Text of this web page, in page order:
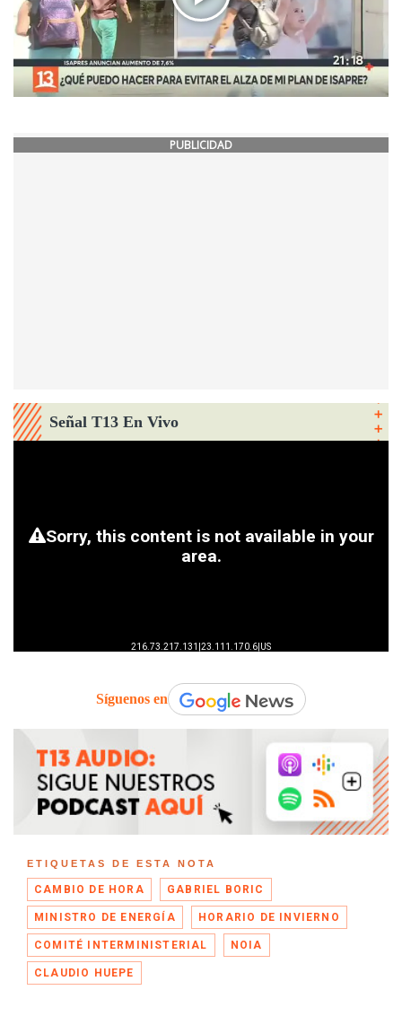
PUBLICIDAD
Señal T13 En Vivo
Síguenos en
ETIQUETAS DE ESTA NOTA
CAMBIO DE HORA GABRIEL BORIC
MINISTRO DE ENERGÍA HORARIO DE INVIERNO
COMITÉ INTERMINISTERIAL NOIA
CLAUDIO HUEPE